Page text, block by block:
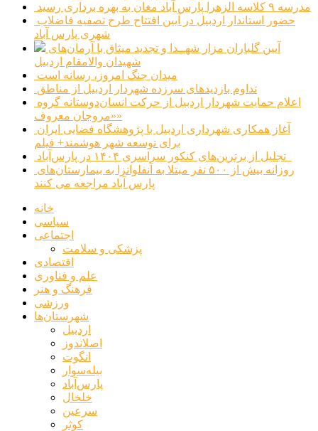
مدرسه ۹ کلاسه الزهرا پارس آباد مغان به بهره برداری رسید
شهری پارس آباد
شهیدان والامقام اردبیل
میدان جنگ امروز، رسانه است
تداوم بازدیدهای سرزده شهردار اردبیل از مناطق
«مروجان معروف»
برای توسعه شهر هوشمند+ فیلم
پارس آباد مراجعه می کنند
خانه
سیاسی
اجتماعی
پزشکی و سلامت
اقتصادی
علم و فناوری
فرهنگ و هنر
ورزشی
شهرستان‌ها
اردبیل
اصلاندوز
انگوت
بیله‌سوار
پارس‌آباد
خلخال
سرعین
کوثر